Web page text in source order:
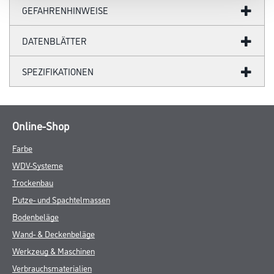
GEFAHRENHINWEISE
DATENBLÄTTER
SPEZIFIKATIONEN
Online-Shop
Farbe
WDV-Systeme
Trockenbau
Putze- und Spachtelmassen
Bodenbeläge
Wand- & Deckenbeläge
Werkzeug & Maschinen
Verbrauchsmaterialien